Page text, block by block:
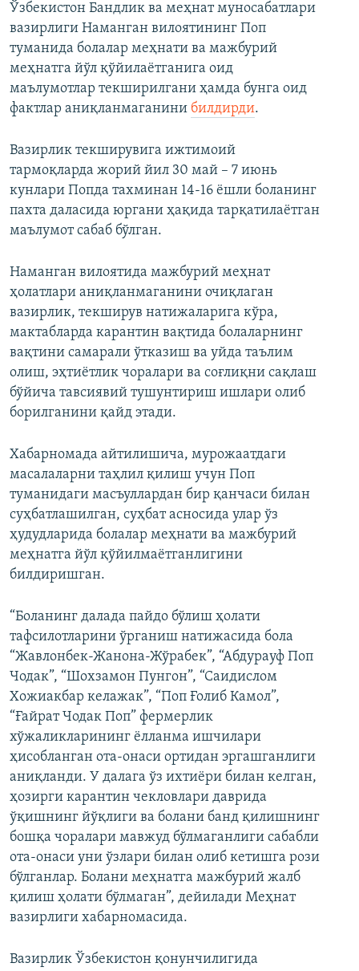
Ўзбекистон Бандлик ва меҳнат муносабатлари
вазирлиги Наманган вилоятининг Поп
туманида болалар меҳнати ва мажбурий
меҳнатга йўл қўйилаётганига оид
маълумотлар текширилгани ҳамда бунга оид
фактлар аниқланмаганини билдирди.
Вазирлик текширувига ижтимоий
тармоқларда жорий йил 30 май – 7 июнь
кунлари Попда тахминан 14-16 ёшли боланинг
пахта даласида юргани ҳақида тарқатилаётган
маълумот сабаб бўлган.
Наманган вилоятида мажбурий меҳнат
ҳолатлари аниқланмаганини очиқлаган
вазирлик, текширув натижаларига кўра,
мактабларда карантин вақтида болаларнинг
вақтини самарали ўтказиш ва уйда таълим
олиш, эҳтиётлик чоралари ва соғлиқни сақлаш
бўйича тавсиявий тушунтириш ишлари олиб
борилганини қайд этади.
Хабарномада айтилишича, мурожаатдаги
масалаларни таҳлил қилиш учун Поп
туманидаги масъуллардан бир қанчаси билан
суҳбатлашилган, суҳбат асносида улар ўз
ҳудудларида болалар меҳнати ва мажбурий
меҳнатга йўл қўйилмаётганлигини
билдиришган.
“Боланинг далада пайдо бўлиш ҳолати
тафсилотларини ўрганиш натижасида бола
“Жавлонбек-Жанона-Жўрабек”, “Абдурауф Поп
Чодак”, “Шохзамон Пунгон”, “Саидислом
Хожиакбар келажак”, “Поп Ғолиб Камол”,
“Ғайрат Чодак Поп” фермерлик
хўжаликларининг ёлланма ишчилари
ҳисобланган ота-онаси ортидан эргашганлиги
аниқланди. У далага ўз ихтиёри билан келган,
ҳозирги карантин чекловлари даврида
ўқишнинг йўқлиги ва болани банд қилишнинг
бошқа чоралари мавжуд бўлмаганлиги сабабли
ота-онаси уни ўзлари билан олиб кетишга рози
бўлганлар. Болани меҳнатга мажбурий жалб
қилиш ҳолати бўлмаган”, дейилади Меҳнат
вазирлиги хабарномасида.
Вазирлик Ўзбекистон қонунчилигида